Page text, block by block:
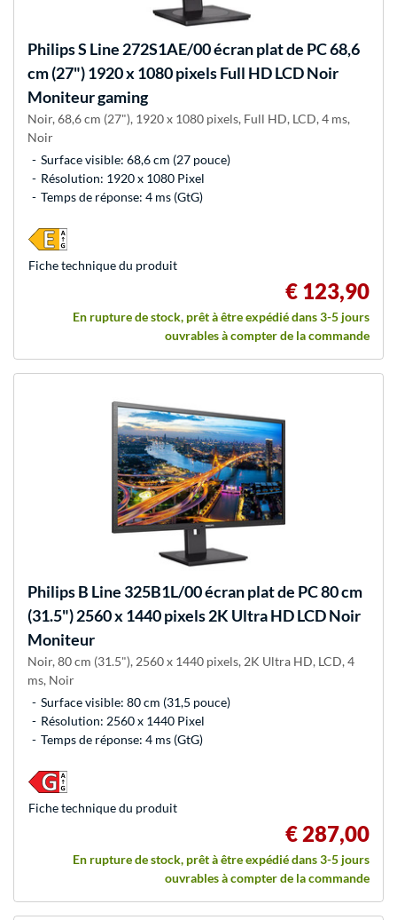
PhilipsS Line 272S1AE/00 écran plat de PC 68,6
cm (27") 1920 x 1080 pixels Full HD LCD Noir
Moniteur gaming
Noir, 68,6 cm (27"), 1920 x 1080 pixels, Full HD, LCD, 4 ms,
Noir
Surface visible: 68,6 cm (27 pouce)
Résolution: 1920 x 1080 Pixel
Temps de réponse: 4 ms (GtG)
€ 123,90
En rupture de stock, prêt à être expédié dans 3-5 jours
ouvrables à compter de la commande
Fiche technique du produit
PhilipsB Line 325B1L/00 écran plat de PC 80 cm
(31.5") 2560 x 1440 pixels 2K Ultra HD LCD Noir
Moniteur
Noir, 80 cm (31.5"), 2560 x 1440 pixels, 2K Ultra HD, LCD, 4
ms, Noir
Surface visible: 80 cm (31,5 pouce)
Résolution: 2560 x 1440 Pixel
Temps de réponse: 4 ms (GtG)
€ 287,00
En rupture de stock, prêt à être expédié dans 3-5 jours
ouvrables à compter de la commande
Fiche technique du produit